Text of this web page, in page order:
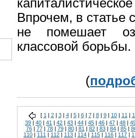
Впрочем, в статье
не помешает
классовой борьбы.
(
[ 1| 2| 3| 4| 5| 6| 7| 8| 9| 10| 11|
39 | 40 | 41 | 42 | 43 | 44 | 45 | 46 | 47 | 48 |
76| 77| 78| 79| 80| 81 | 82| 83| 84| 85|
110 | 111 | 112 | 113 | 114 | 115 | 116 | 117 |